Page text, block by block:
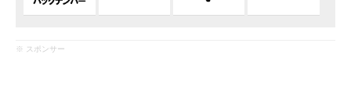
※ スポンサー